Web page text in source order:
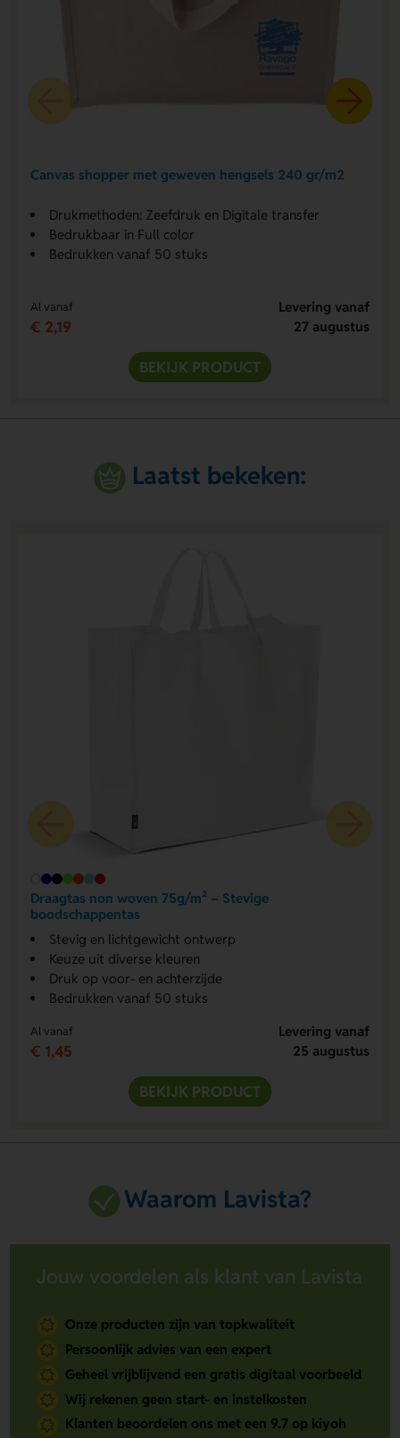
Canvas shopper met geweven hengsels 240 gr/m2
Drukmethoden: Zeefdruk en Digitale transfer
Bedrukbaar in Full color
Bedrukken vanaf 50 stuks
Al vanaf
€ 2,19
Levering vanaf
27 augustus
BEKIJK PRODUCT
Laatst bekeken:
Draagtas non woven 75g/m² – Stevige
boodschappentas
Stevig en lichtgewicht ontwerp
Keuze uit diverse kleuren
Druk op voor- en achterzijde
Bedrukken vanaf 50 stuks
Al vanaf
€ 1,45
Levering vanaf
25 augustus
BEKIJK PRODUCT
Waarom Lavista?
Jouw voordelen als klant van Lavista
Onze producten zijn van topkwaliteit
Persoonlijk advies van een expert
Geheel vrijblijvend een gratis digitaal voorbeeld
Wij rekenen geen start- en instelkosten
Klanten beoordelen ons met een 9.7 op kiyoh